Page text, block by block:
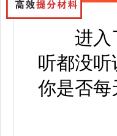
进入
听都没
你是否每